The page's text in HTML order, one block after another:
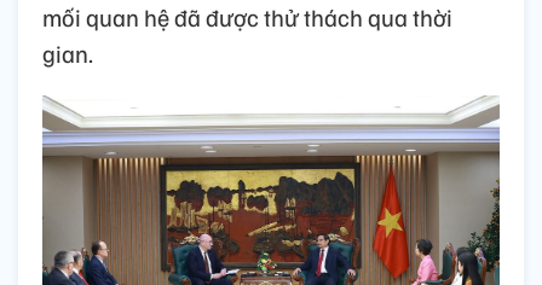
mối quan hệ đã được thử thách qua thời
gian.